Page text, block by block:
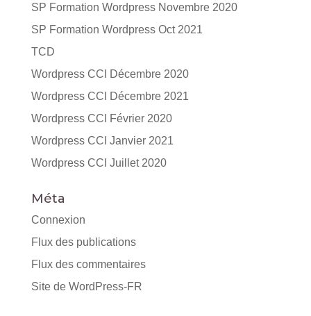
SP Formation Wordpress Novembre 2020
SP Formation Wordpress Oct 2021
TCD
Wordpress CCI Décembre 2020
Wordpress CCI Décembre 2021
Wordpress CCI Février 2020
Wordpress CCI Janvier 2021
Wordpress CCI Juillet 2020
Méta
Connexion
Flux des publications
Flux des commentaires
Site de WordPress-FR